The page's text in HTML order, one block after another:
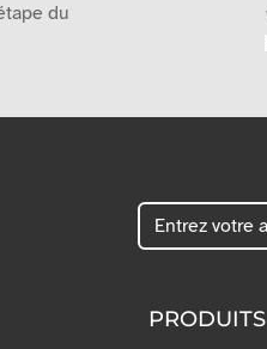
du
PRODUITS